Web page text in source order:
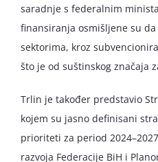
saradnje s federalnim
finansiranja osmišljene su
sektorima, kroz
što je od suštinskog značaja
Trlin je također predstavio
kojem su jasno definisani
prioriteti za period
razvoja Federacije BiH i